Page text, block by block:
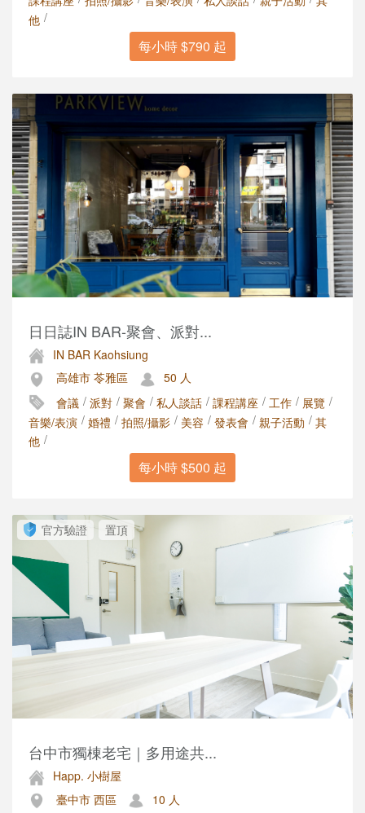
他 /
每小時 $790 起
日日誌IN BAR-聚會、派對...
IN BAR Kaohsiung
高雄市 苓雅區
50 人
會議 / 派對 / 聚會 / 私人談話 / 課程講座 / 工作 / 展覽 /
音樂/表演 / 婚禮 / 拍照/攝影 / 美容 / 發表會 / 親子活動 / 其
他 /
每小時 $500 起
官方驗證 置頂
台中市獨棟老宅｜多用途共...
Happ. 小樹屋
臺中市 西區
10 人